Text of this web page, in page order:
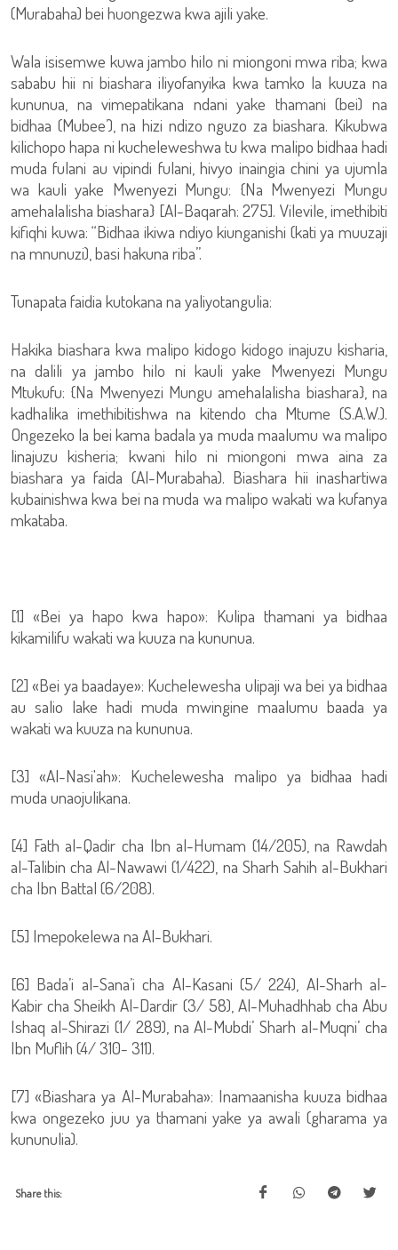
(Murabaha) bei huongezwa kwa ajili yake.
Wala isisemwe kuwa jambo hilo ni miongoni mwa riba; kwa
sababu hii ni biashara iliyofanyika kwa tamko la kuuza na
kununua, na vimepatikana ndani yake thamani (bei) na
bidhaa (Mubee’), na hizi ndizo nguzo za biashara. Kikubwa
kilichopo hapa ni kucheleweshwa tu kwa malipo bidhaa hadi
muda fulani au vipindi fulani, hivyo inaingia chini ya ujumla
wa kauli yake Mwenyezi Mungu: {Na Mwenyezi Mungu
amehalalisha biashara} [Al-Baqarah: 275]. Vilevile, imethibiti
kifiqhi kuwa: “Bidhaa ikiwa ndiyo kiunganishi (kati ya muuzaji
na mnunuzi), basi hakuna riba”.
Tunapata faidia kutokana na yaliyotangulia:
Hakika biashara kwa malipo kidogo kidogo inajuzu kisharia,
na dalili ya jambo hilo ni kauli yake Mwenyezi Mungu
Mtukufu: {Na Mwenyezi Mungu amehalalisha biashara}, na
kadhalika imethibitishwa na kitendo cha Mtume (S.A.W.).
Ongezeko la bei kama badala ya muda maalumu wa malipo
linajuzu kisheria; kwani hilo ni miongoni mwa aina za
biashara ya faida (Al-Murabaha). Biashara hii inashartiwa
kubainishwa kwa bei na muda wa malipo wakati wa kufanya
mkataba.
[1] «Bei ya hapo kwa hapo»: Kulipa thamani ya bidhaa
kikamilifu wakati wa kuuza na kununua.
[2] «Bei ya baadaye»: Kuchelewesha ulipaji wa bei ya bidhaa
au salio lake hadi muda mwingine maalumu baada ya
wakati wa kuuza na kununua.
[3] «Al-Nasi'ah»: Kuchelewesha malipo ya bidhaa hadi
muda unaojulikana.
[4] Fath al-Qadir cha Ibn al-Humam (14/205), na Rawdah
al-Talibin cha Al-Nawawi (1/422), na Sharh Sahih al-Bukhari
cha Ibn Battal (6/208).
[5] Imepokelewa na Al-Bukhari.
[6] Bada’i al-Sana’i cha Al-Kasani (5/ 224), Al-Sharh al-
Kabir cha Sheikh Al-Dardir (3/ 58), Al-Muhadhhab cha Abu
Ishaq al-Shirazi (1/ 289), na Al-Mubdi’ Sharh al-Muqni’ cha
Ibn Muflih (4/ 310- 311).
[7] «Biashara ya Al-Murabaha»: Inamaanisha kuuza bidhaa
kwa ongezeko juu ya thamani yake ya awali (gharama ya
kununulia).
Share this: